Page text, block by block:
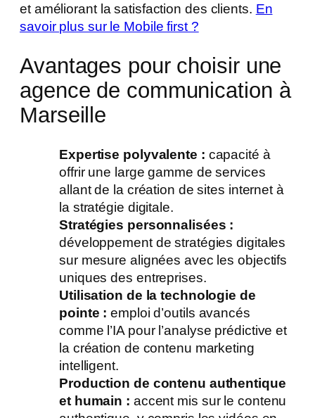
et améliorant la satisfaction des clients. En
savoir plus sur le Mobile first ?
Avantages pour choisir une
agence de communication à
Marseille
Expertise polyvalente : capacité à
offrir une large gamme de services
allant de la création de sites internet à
la stratégie digitale.
Stratégies personnalisées :
développement de stratégies digitales
sur mesure alignées avec les objectifs
uniques des entreprises.
Utilisation de la technologie de
pointe : emploi d’outils avancés
comme l’IA pour l’analyse prédictive et
la création de contenu marketing
intelligent.
Production de contenu authentique
et humain : accent mis sur le contenu